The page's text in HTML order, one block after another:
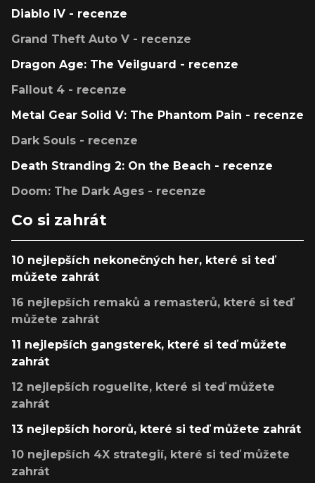
Diablo IV - recenze
Grand Theft Auto V - recenze
Dragon Age: The Veilguard - recenze
Fallout 4 - recenze
Metal Gear Solid V: The Phantom Pain - recenze
Dark Souls - recenze
Death Stranding 2: On the Beach - recenze
Doom: The Dark Ages - recenze
Co si zahrát
10 nejlepších nekonečných her, které si teď
můžete zahrát
16 nejlepších remaků a remasterů, které si teď
můžete zahrát
11 nejlepších gangsterek, které si teď můžete
zahrát
12 nejlepších roguelite, které si teď můžete
zahrát
13 nejlepších hororů, které si teď můžete zahrát
10 nejlepších 4X strategií, které si teď můžete
zahrát